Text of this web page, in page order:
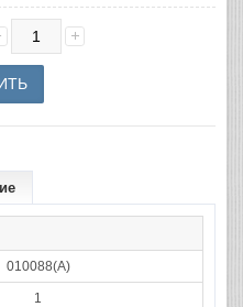
010088(A)
1